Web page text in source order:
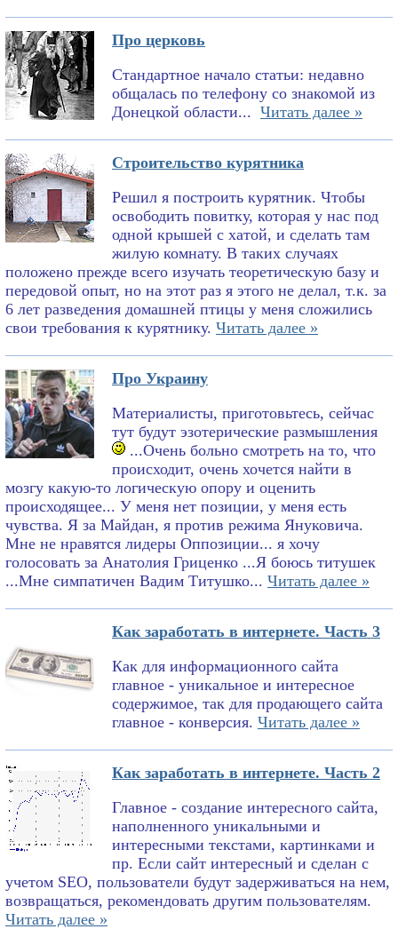
Про церковь
Стандартное начало статьи: недавно
общалась по телефону со знакомой из
Донецкой области... Читать далее »
Строительство курятника
Решил я построить курятник. Чтобы
освободить повитку, которая у нас под
одной крышей с хатой, и сделать там
жилую комнату. В таких случаях
положено прежде всего изучать теоретическую базу и
передовой опыт, но на этот раз я этого не делал, т.к. за
6 лет разведения домашней птицы у меня сложились
свои требования к курятнику. Читать далее »
Про Украину
Материалисты, приготовьтесь, сейчас
тут будут эзотерические размышления
...Очень больно смотреть на то, что
происходит, очень хочется найти в
мозгу какую-то логическую опору и оценить
происходящее... У меня нет позиции, у меня есть
чувства. Я за Майдан, я против режима Януковича.
Мне не нравятся лидеры Оппозиции... я хочу
голосовать за Анатолия Гриценко ...Я боюсь титушек
...Мне симпатичен Вадим Титушко... Читать далее »
Как заработать в интернете. Часть 3
Как для информационного сайта
главное - уникальное и интересное
содержимое, так для продающего сайта
главное - конверсия. Читать далее »
Как заработать в интернете. Часть 2
Главное - создание интересного сайта,
наполненного уникальными и
интересными текстами, картинками и
пр. Если сайт интересный и сделан с
учетом SEO, пользователи будут задерживаться на нем,
возвращаться, рекомендовать другим пользователям.
Читать далее »